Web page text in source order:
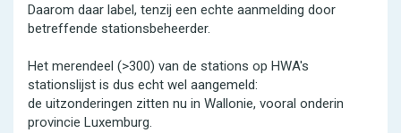
Daarom daar label, tenzij een echte aanmelding door
betreffende stationsbeheerder.
Het merendeel (>300) van de stations op HWA's
stationslijst is dus echt wel aangemeld:
de uitzonderingen zitten nu in Wallonie, vooral onderin
provincie Luxemburg.